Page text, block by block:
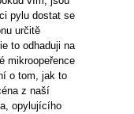
pylu dostat se
určitě
to odhaduji na
mikroopeřence
o tom, jak to
z naší
opylujícího